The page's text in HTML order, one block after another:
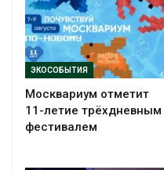
ЭКОСОБЫТИЯ
Москвариум отметит
11-летие трёхдневным
фестивалем